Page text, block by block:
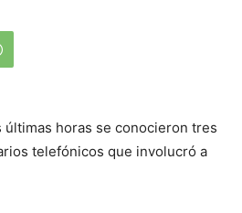
últimas horas se conocieron tres
telefónicos que involucró a